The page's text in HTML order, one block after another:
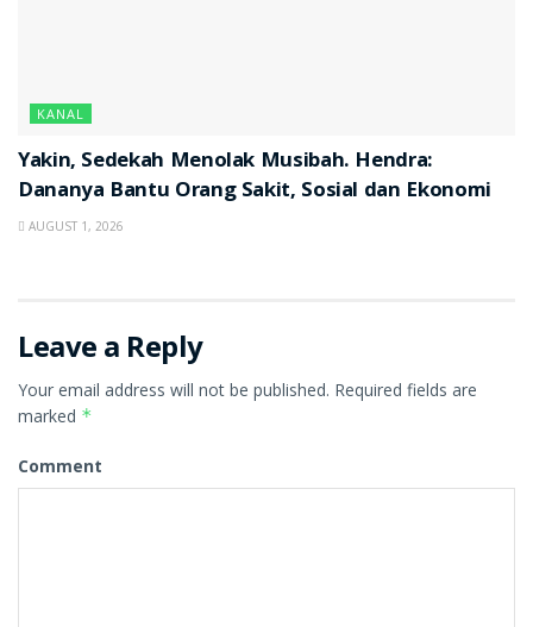
KANAL
Yakin, Sedekah Menolak Musibah. Hendra:
Dananya Bantu Orang Sakit, Sosial dan Ekonomi
AUGUST 1, 2026
Leave a Reply
Your email address will not be published. Required fields are
marked *
Comment